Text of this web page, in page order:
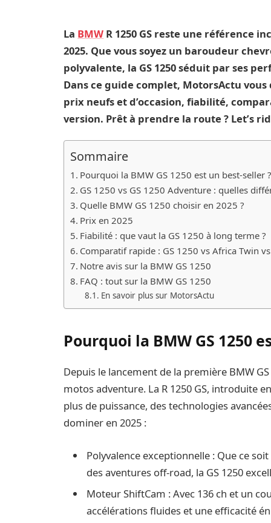
La BMW R 1250 GS reste une référence
2025. Que vous soyez un baroudeur
polyvalente, la GS 1250 séduit par ses
Dans ce guide complet, MotorsActu vous
prix neufs et d’occasion, fiabilité,
version. Prêt à prendre la route ? Let’s
Sommaire
Pourquoi la BMW GS 1250 est un best-seller
GS 1250 vs GS 1250 Adventure : quelles
Quelle BMW GS 1250 choisir en 2025 ?
Prix en 2025
Fiabilité : que vaut la GS 1250 à long terme ?
Comparatif rapide : GS 1250 vs Africa Twin
Notre avis sur la BMW GS 1250
FAQ : tout sur la BMW GS 1250
En savoir plus sur MotorsActu
Pourquoi la BMW GS 1250
Depuis le lancement de la première BMW
motos adventure. La R 1250 GS, introduite
plus de puissance, des technologies
dominer en 2025 :
Polyvalence exceptionnelle : Que ce
des aventures off-road, la GS 1250
Moteur ShiftCam : Avec 136 ch et un
accélérations fluides et une efficacité